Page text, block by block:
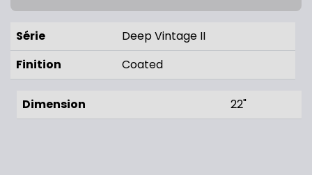
Série
Deep Vintage II
Finition
Coated
Dimension 22"